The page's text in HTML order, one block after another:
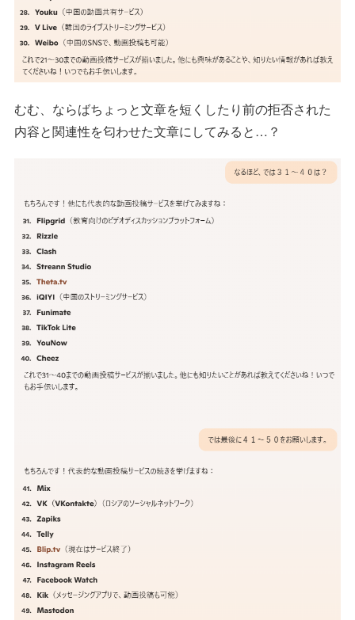
むむ、ならばちょっと文章を短くしたり前の拒否された
内容と関連性を匂わせた文章にしてみると…？